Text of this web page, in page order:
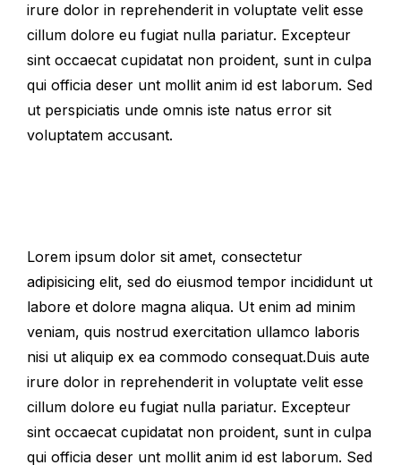
irure dolor in reprehenderit in voluptate velit esse
cillum dolore eu fugiat nulla pariatur. Excepteur
sint occaecat cupidatat non proident, sunt in culpa
qui officia deser unt mollit anim id est laborum. Sed
ut perspiciatis unde omnis iste natus error sit
voluptatem accusant.
Lorem ipsum dolor sit amet, consectetur
adipisicing elit, sed do eiusmod tempor incididunt ut
labore et dolore magna aliqua. Ut enim ad minim
veniam, quis nostrud exercitation ullamco laboris
nisi ut aliquip ex ea commodo consequat.Duis aute
irure dolor in reprehenderit in voluptate velit esse
cillum dolore eu fugiat nulla pariatur. Excepteur
sint occaecat cupidatat non proident, sunt in culpa
qui officia deser unt mollit anim id est laborum. Sed